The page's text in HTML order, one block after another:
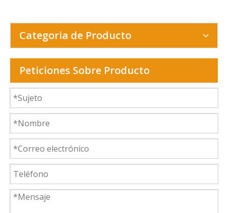
Categoria de Producto
Peticiones Sobre Producto